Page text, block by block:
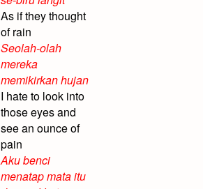
As if they thought
of rain
Seolah-olah
mereka
memikirkan hujan
I hate to look into
those eyes and
see an ounce of
pain
Aku benci
menatap mata itu